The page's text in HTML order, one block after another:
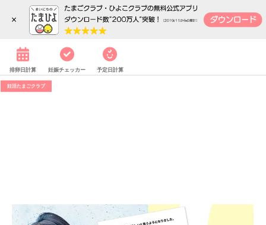
×
妊娠・出産 妊活
SHOP
排卵日計算 妊娠チェッカー 予定日計算
妊活たまごクラブ